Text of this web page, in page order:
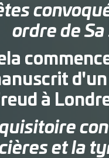
ordre de
à
et la